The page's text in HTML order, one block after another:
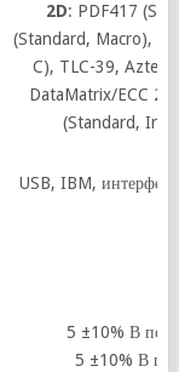
2D: PDF417
(Standard, Macro),
C), TLC-39, Aztec
DataMatrix/ECC
(Standard,
USB, IBM,
5 ±10% В
5 ±10% В